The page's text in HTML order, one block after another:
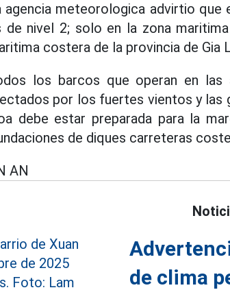
agencia meteorologica advirtio
de nivel 2; solo en la zona
costera de la provincia de Gia
los barcos que operan en
por los fuertes vientos y las
debe estar preparada para la
de diques carreteras
AN
de clima